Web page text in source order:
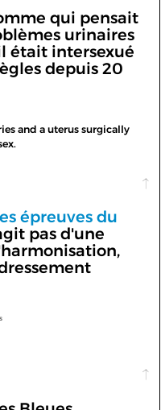
qui pensait
urinaires
était intersexué
depuis 20
and a uterus surgically
épreuves du
pas d'une